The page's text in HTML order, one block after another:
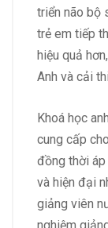
triển não bộ
trẻ em tiếp
hiệu quả
Anh và cải
Khoá học
cung cấp
đồng thời
và hiện đại
giảng viên